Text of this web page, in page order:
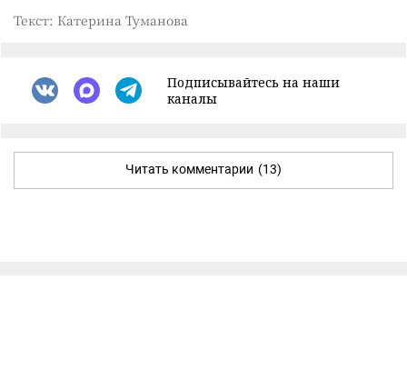
Текст: Катерина Туманова
Подписывайтесь на наши
каналы
Читать комментарии (13)